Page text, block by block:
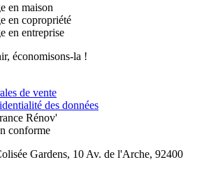
en maison
en copropriété
en entreprise
économisons-la !
de vente
des données
Rénov'
conforme
Gardens, 10 Av. de l'Arche, 92400